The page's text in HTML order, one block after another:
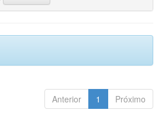
Anterior 1 Próximo